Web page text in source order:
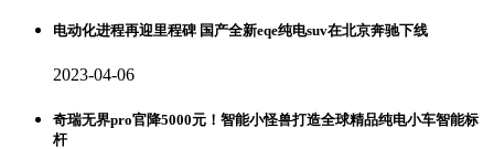
电动化进程再迎里程碑 国产全新eqe纯电suv在北京奔驰下线
2023-04-06
奇瑞无界pro官降5000元！智能小怪兽打造全球精品纯电小车智能标
杆